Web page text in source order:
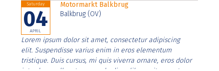
Saturday
04
APRIL
Motormarkt Balkbrug
Balkbrug (OV)
Lorem ipsum dolor sit amet, consectetur adipiscing
elit. Suspendisse varius enim in eros elementum
tristique. Duis cursus, mi quis viverra ornare, eros dolor